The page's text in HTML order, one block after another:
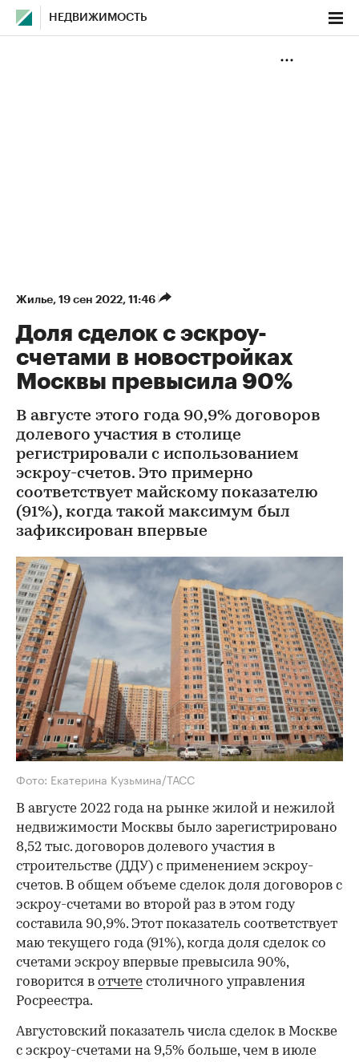
НЕДВИЖИМОСТЬ
Жилье⁠, 19 сен 2022, 11:46
Доля сделок с эскроу-
счетами в новостройках
Москвы превысила 90%
В августе этого года 90,9% договоров
долевого участия в столице
регистрировали с использованием
эскроу-счетов. Это примерно
соответствует майскому показателю
(91%), когда такой максимум был
зафиксирован впервые
Фото: Екатерина Кузьмина/ТАСС
В августе 2022 года на рынке жилой и нежилой
недвижимости Москвы было зарегистрировано
8,52 тыс. договоров долевого участия в
строительстве (ДДУ) с применением эскроу-
счетов. В общем объеме сделок доля договоров с
эскроу-счетами во второй раз в этом году
составила 90,9%. Этот показатель соответствует
маю текущего года (91%), когда доля сделок со
счетами эскроу впервые превысила 90%,
говорится в отчете столичного управления
Росреестра.
Августовский показатель числа сделок в Москве
с эскроу-счетами на 9,5% больше, чем в июле